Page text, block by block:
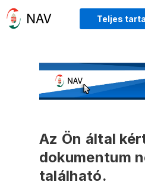
Teljes
Az Ön által
dokumentum
található.